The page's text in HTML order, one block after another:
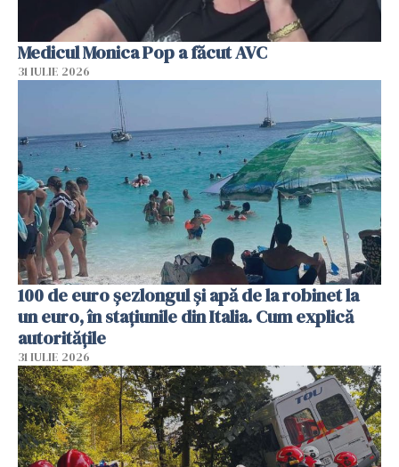
Medicul Monica Pop a făcut AVC
31 IULIE 2026
100 de euro șezlongul și apă de la robinet la
un euro, în stațiunile din Italia. Cum explică
autoritățile
31 IULIE 2026